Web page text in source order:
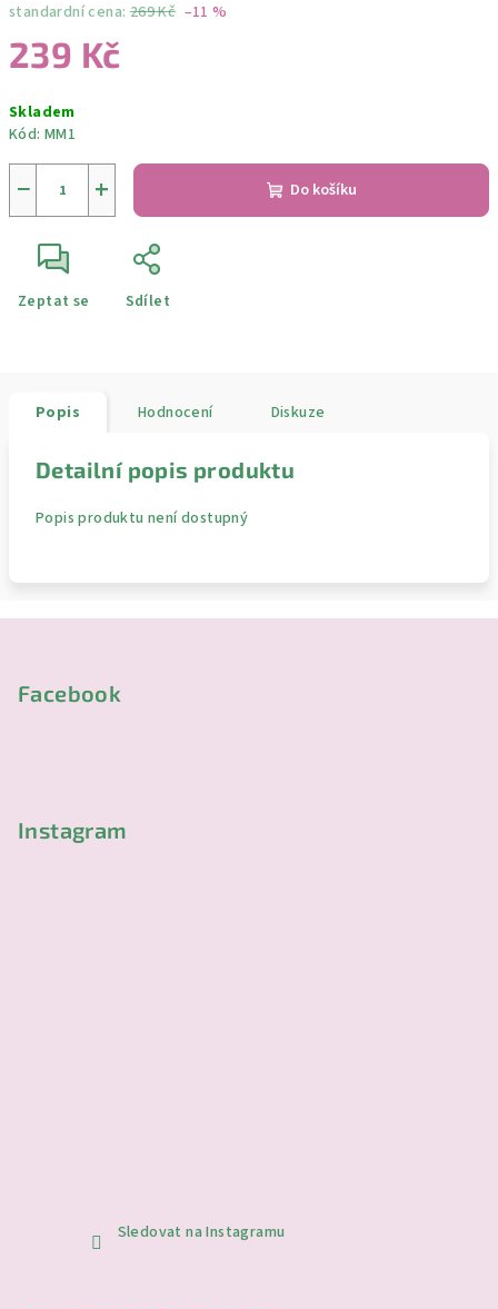
standardní cena: 269 Kč –11 %
239 Kč
cena:
Skladem
Kód: MM1
+
− Do košíku
Zeptat se Sdílet
Popis Hodnocení Diskuze
Detailní popis produktu
Popis produktu není dostupný
Facebook
Instagram
Sledovat na Instagramu